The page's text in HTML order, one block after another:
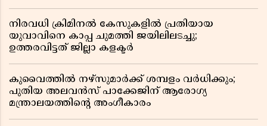
നിരവധി ക്രിമിനൽ കേസുകളിൽ പ്രതിയായ
യുവാവിനെ കാപ്പ ചുമത്തി ജയിലിലടച്ചു;
ഉത്തരവിട്ടത് ജില്ലാ കളക്ടർ
കുവൈത്തിൽ നഴ്‌സുമാർക്ക് ശമ്പളം വർധിക്കും;
പുതിയ അലവൻസ് പാക്കേജിന് ആരോഗ്യ
മന്ത്രാലയത്തിൻ്റെ അംഗീകാരം